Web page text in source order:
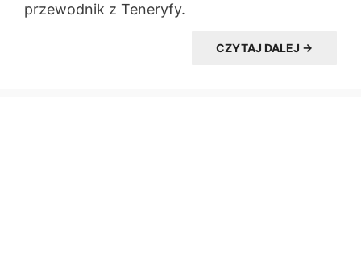
przewodnik z Teneryfy.
CZYTAJ DALEJ →